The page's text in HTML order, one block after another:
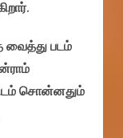
வைத்து படம்
சொன்னதும்